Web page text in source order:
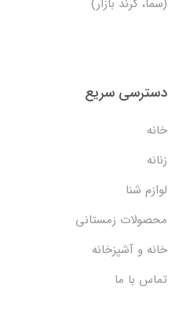
دسترسی سریع
خانه
زنانه
لوازم شنا
محصولات زمستانی
خانه و آشپزخانه
تماس با ما